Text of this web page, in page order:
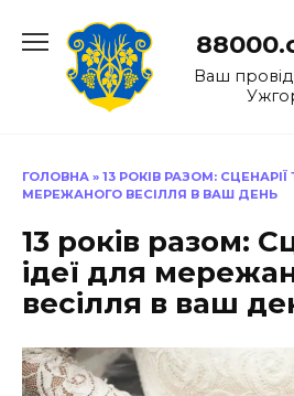
до
Ваш
ГОЛОВНА » 13 РОКІВ РАЗОМ: СЦЕНАРІЇ
МЕРЕЖАНОГО ВЕСІЛЛЯ В ВАШ ДЕНЬ
13 років разом:
ідеї для
весілля в ваш